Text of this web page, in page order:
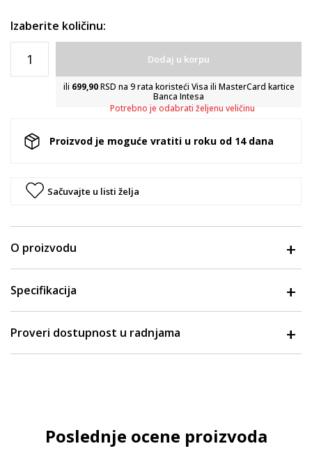
Izaberite količinu:
Dodaj u korpu
ili 699,90RSD na 9 rata koristeći Visa ili MasterCard kartice
Banca Intesa
Potrebno je odabrati željenu veličinu
Proizvod je moguće vratiti u roku od 14 dana
Sačuvajte u listi želja
O proizvodu
Specifikacija
Proveri dostupnost u radnjama
Poslednje ocene proizvoda